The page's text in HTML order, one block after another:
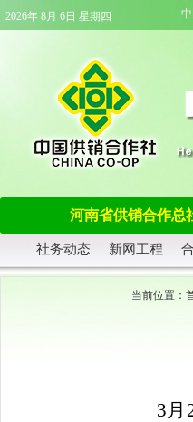
2026年 8月 6日 星期四
河南省供销合作总
社务动态 新网工程
当前位置：
3月